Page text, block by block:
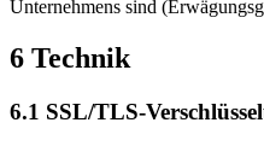
Unternehmens sind
6 Technik
6.1 SSL/TLS-